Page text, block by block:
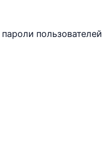
пароли пользователей